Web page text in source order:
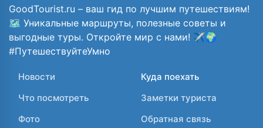
GoodTourist.ru – ваш гид по лучшим путешествиям!
🗺️ Уникальные маршруты, полезные советы и
выгодные туры. Откройте мир с нами! ✈️🌍
#ПутешествуйтеУмно
Новости
Куда поехать
Что посмотреть
Заметки туриста
Фото
Обратная связь